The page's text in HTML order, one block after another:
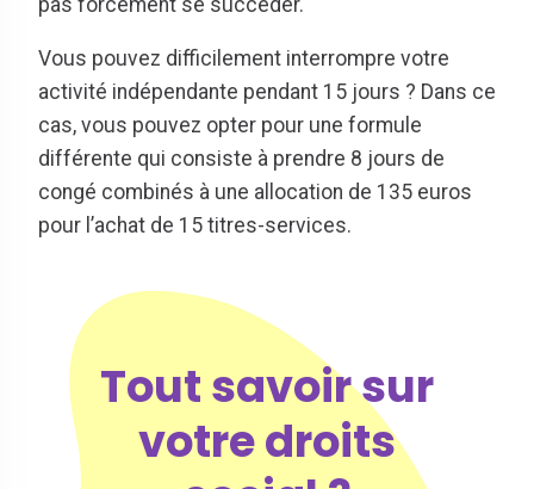
Vous pouvez difficilement interrompre votre
activité indépendante pendant 15 jours ? Dans ce
cas, vous pouvez opter pour une formule
différente qui consiste à prendre 8 jours de
congé combinés à une allocation de 135 euros
pour l’achat de 15 titres-services.
Tout savoir sur
votre droits